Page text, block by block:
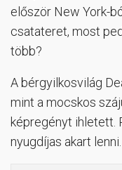
először New York-
csatateret, most
több?
A bérgyilkosvilág
mint a mocskos
képregényt ihletett.
nyugdíjas akart lenni.